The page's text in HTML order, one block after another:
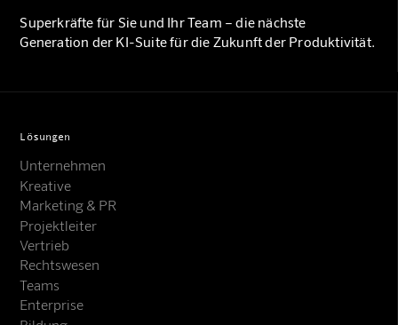
Superkräfte für Sie und Ihr Team – die nächste
Generation der KI-Suite für die Zukunft der Produktivität.
Lösungen
Unternehmen
Kreative
Marketing & PR
Projektleiter
Vertrieb
Rechtswesen
Teams
Enterprise